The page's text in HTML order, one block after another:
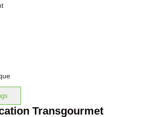
Transgourmet